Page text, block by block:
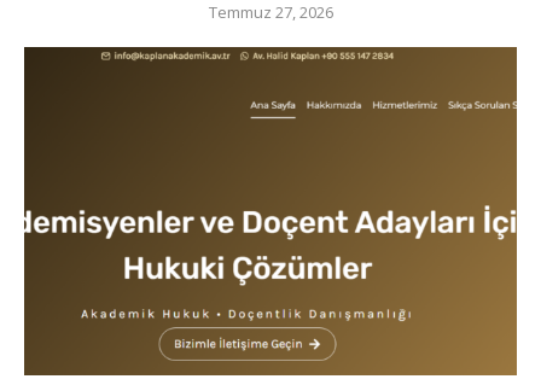
Temmuz 27, 2026